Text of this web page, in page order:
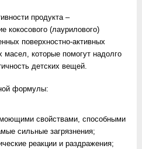
продукта –
кокосового (лаурилового)
поверхностно-активных
масел, которые помогут надолго
детских вещей.
формулы:
свойствами, способными
сильные загрязнения;
реакции и раздражения;